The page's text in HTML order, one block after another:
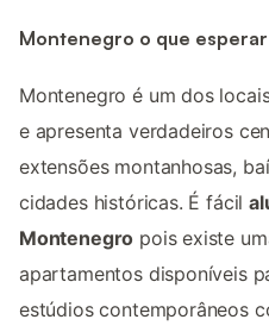
Montenegro o que esperar
Montenegro é um dos
e apresenta verdadeiros
extensões montanhosas,
cidades históricas. É fácil
Montenegro pois existe
apartamentos disponíveis
estúdios contemporâneos